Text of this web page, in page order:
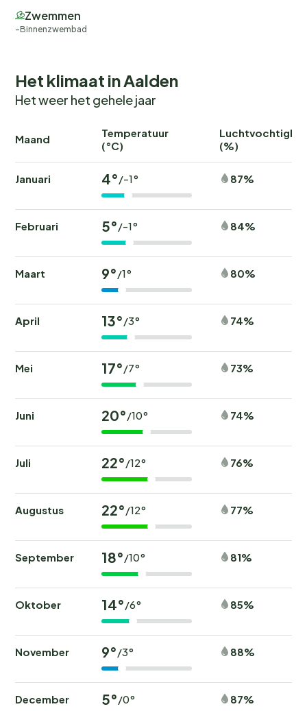
Zwemmen
Binnenzwembad
Het klimaat in Aalden
Het weer het gehele jaar
Maand
Temperatuur
(°C)
(%)
Januari 4°/-1° 87%
Februari 5°/-1° 84%
Maart 9°/1° 80%
April 13°/3° 74%
Mei 17°/7° 73%
Juni 20°/10° 74%
Juli 22°/12° 76%
Augustus 22°/12° 77%
September 18°/10° 81%
Oktober 14°/6° 85%
November 9°/3° 88%
December 5°/0° 87%